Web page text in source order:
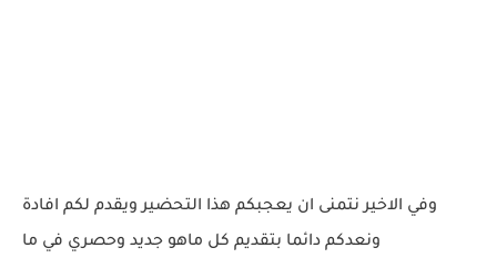
وفي الاخير نتمنى ان يعجبكم هذا التحضير ويقدم لكم افادة
ونعدكم دائما بتقديم كل ماهو جديد وحصري في ما